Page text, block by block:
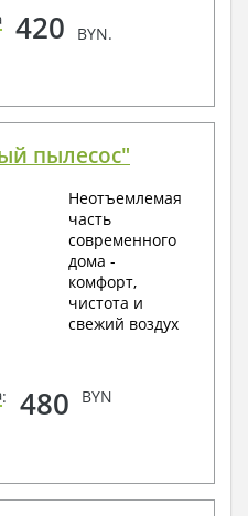
420 BYN.
пылесос"
Неотъемлемая
часть
современного
дома -
комфорт,
чистота и
свежий воздух
: 480 BYN